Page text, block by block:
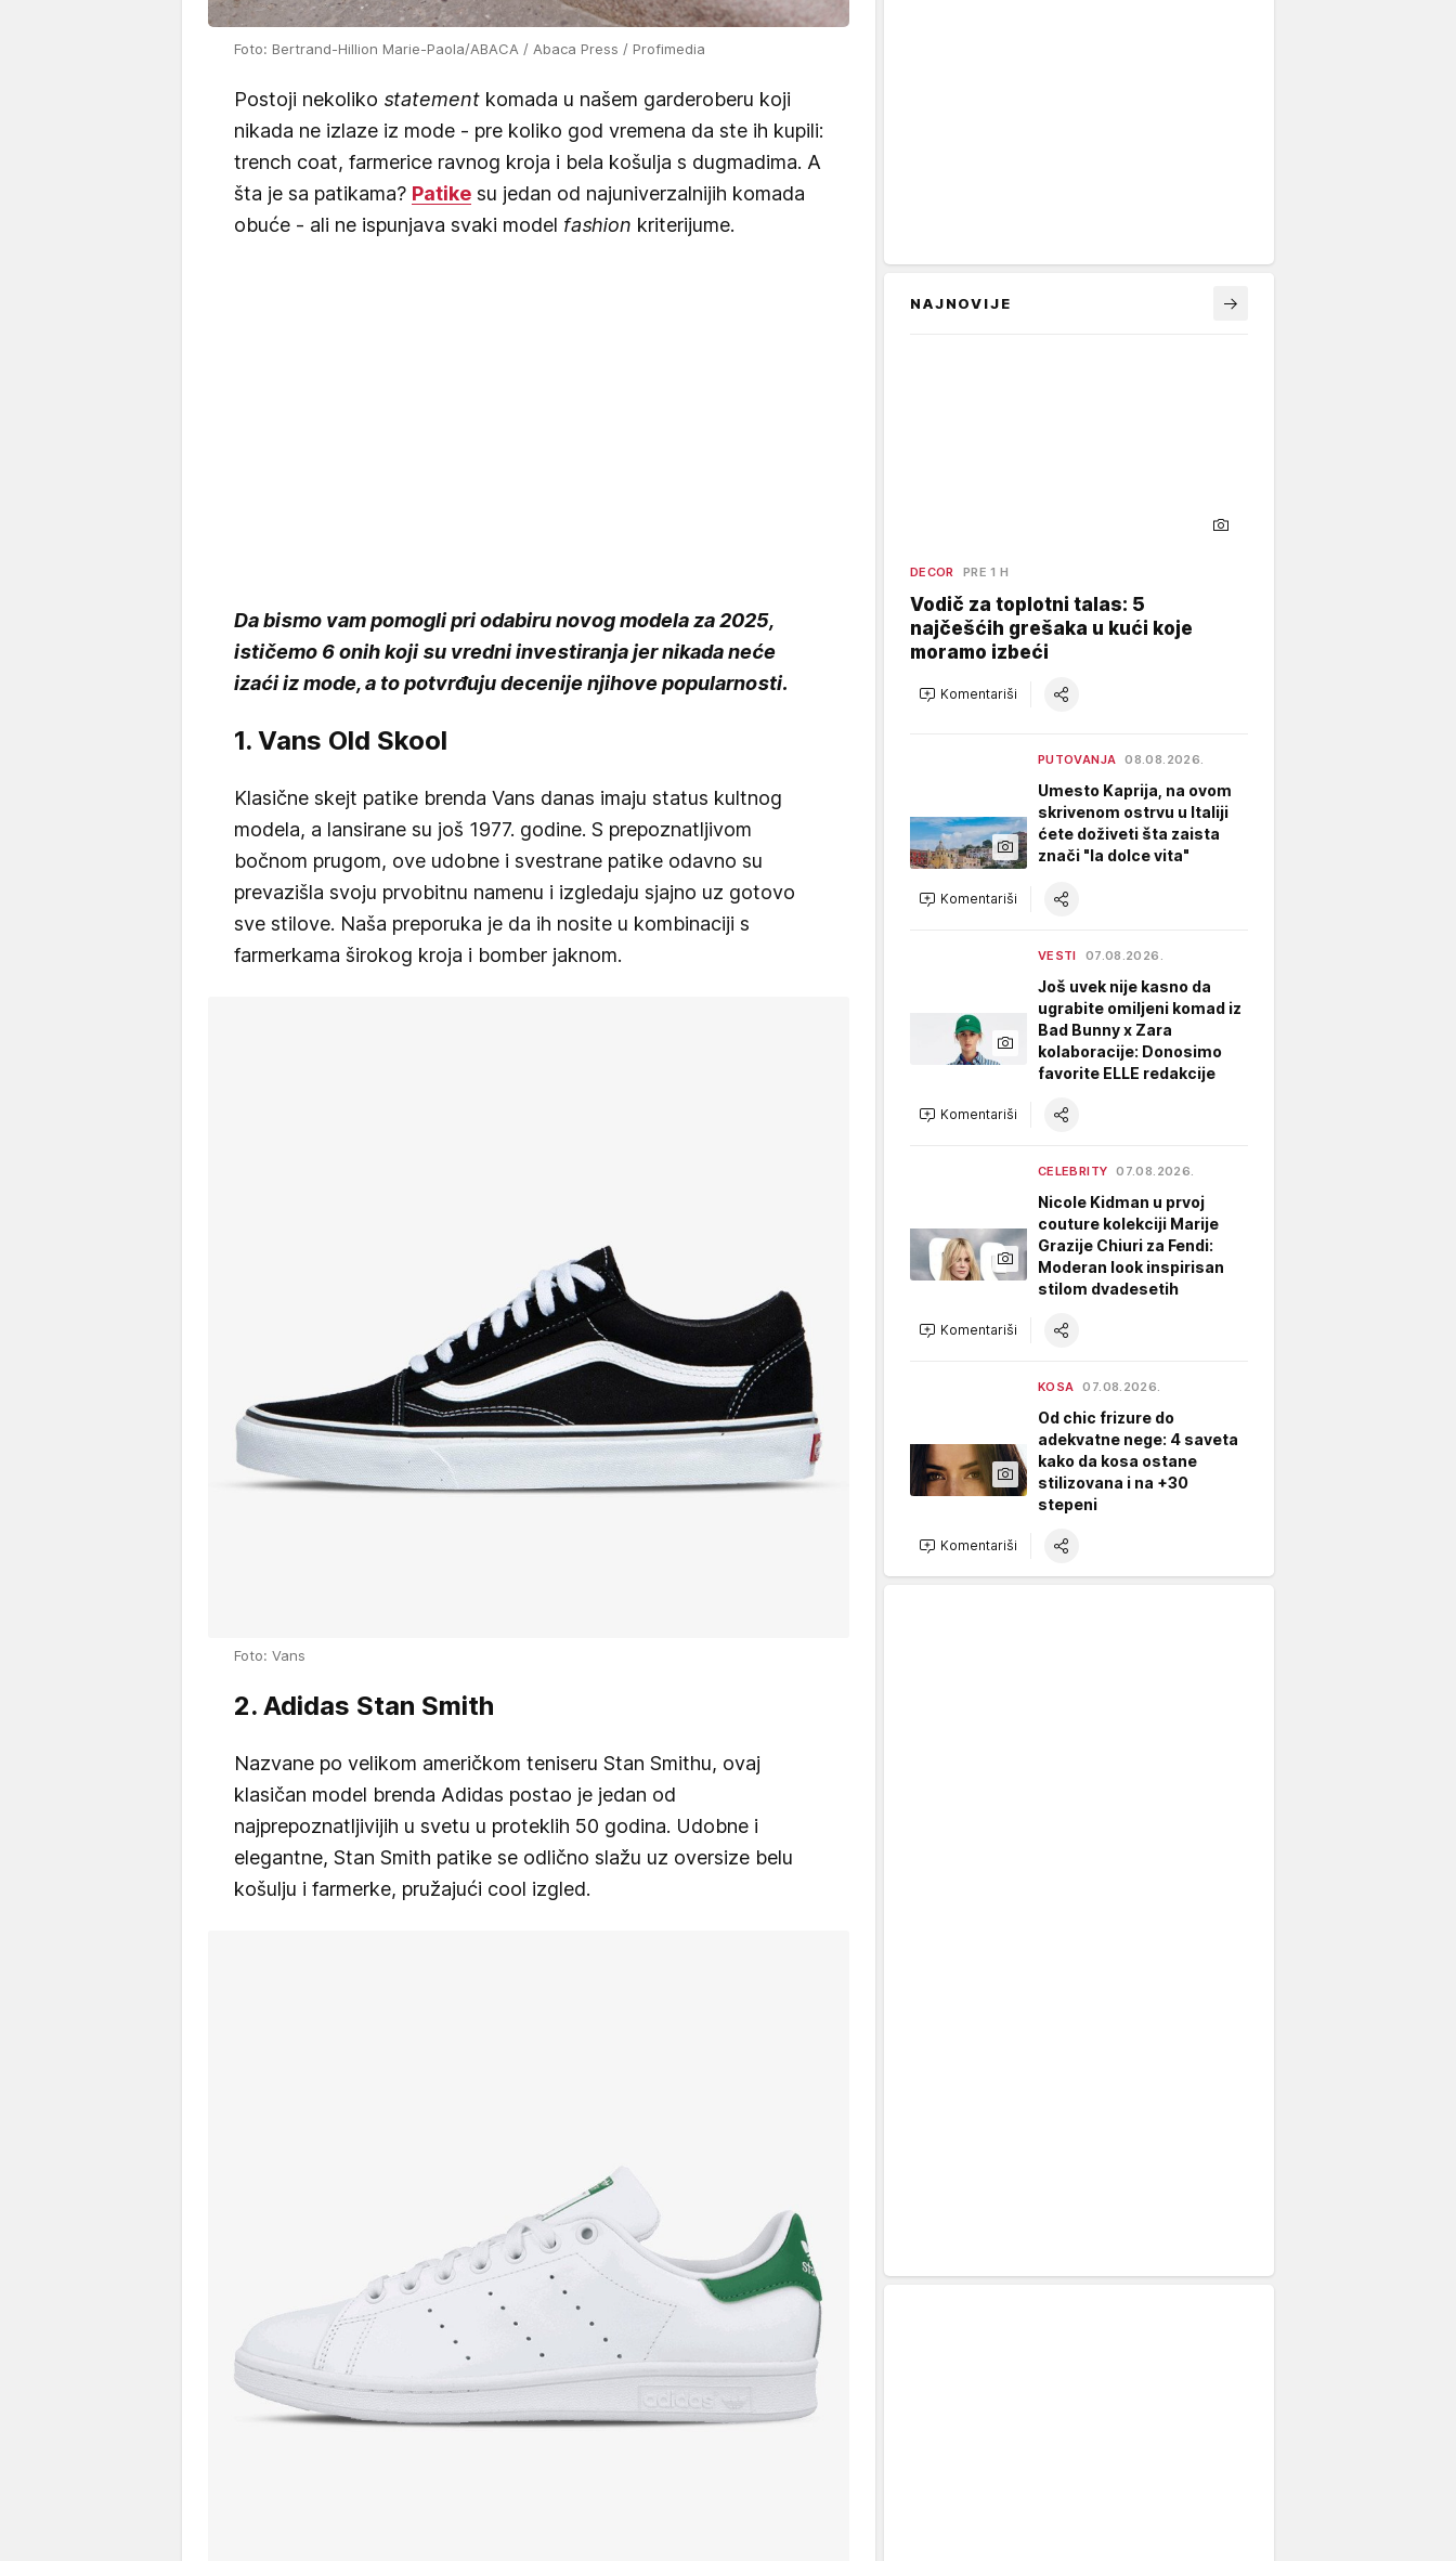
Foto: Bertrand-Hillion Marie-Paola/ABACA / Abaca Press / Profimedia
Postoji nekoliko statement komada u našem garderoberu koji
nikada ne izlaze iz mode - pre koliko god vremena da ste ih kupili:
trench coat, farmerice ravnog kroja i bela košulja s dugmadima. A
šta je sa patikama? Patike su jedan od najuniverzalnijih komada
obuće - ali ne ispunjava svaki model fashion kriterijume.
Da bismo vam pomogli pri odabiru novog modela za 2025,
ističemo 6 onih koji su vredni investiranja jer nikada neće
izaći iz mode, a to potvrđuju decenije njihove popularnosti.
1. Vans Old Skool
Klasične skejt patike brenda Vans danas imaju status kultnog
modela, a lansirane su još 1977. godine. S prepoznatljivom
bočnom prugom, ove udobne i svestrane patike odavno su
prevazišla svoju prvobitnu namenu i izgledaju sjajno uz gotovo
sve stilove. Naša preporuka je da ih nosite u kombinaciji s
farmerkama širokog kroja i bomber jaknom.
Foto: Vans
2. Adidas Stan Smith
Nazvane po velikom američkom teniseru Stan Smithu, ovaj
klasičan model brenda Adidas postao je jedan od
najprepoznatljivijih u svetu u proteklih 50 godina. Udobne i
elegantne, Stan Smith patike se odlično slažu uz oversize belu
košulju i farmerke, pružajući cool izgled.
NAJNOVIJE
DECOR PRE 1 H
Vodič za toplotni talas: 5
najčešćih grešaka u kući koje
moramo izbeći
Komentariši
PUTOVANJA 08.08.2026.
Umesto Kaprija, na ovom
skrivenom ostrvu u Italiji
ćete doživeti šta zaista
znači "la dolce vita"
Komentariši
VESTI 07.08.2026.
Još uvek nije kasno da
ugrabite omiljeni komad iz
Bad Bunny x Zara
kolaboracije: Donosimo
favorite ELLE redakcije
Komentariši
CELEBRITY 07.08.2026.
Nicole Kidman u prvoj
couture kolekciji Marije
Grazije Chiuri za Fendi:
Moderan look inspirisan
stilom dvadesetih
Komentariši
KOSA 07.08.2026.
Od chic frizure do
adekvatne nege: 4 saveta
kako da kosa ostane
stilizovana i na +30
stepeni
Komentariši